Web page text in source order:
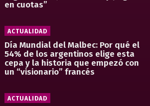
en cuotas”
ACTUALIDAD
Día Mundial del Malbec: Por qué el
54% de los argentinos elige esta
cepa y la historia que empezó con
un “visionario” francés
ACTUALIDAD